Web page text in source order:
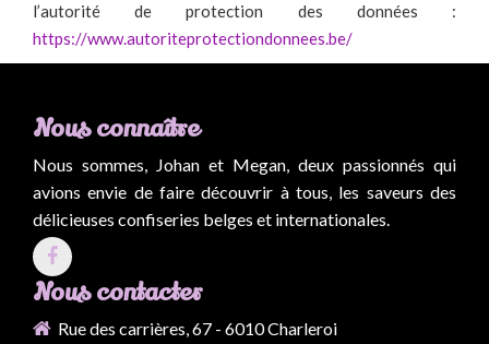
l’autorité de protection des données :
https://www.autoriteprotectiondonnees.be/
Nous connaître
Nous sommes, Johan et Megan, deux passionnés qui
avions envie de faire découvrir à tous, les saveurs des
délicieuses confiseries belges et internationales.
Nous contacter
Rue des carrières, 67 - 6010 Charleroi